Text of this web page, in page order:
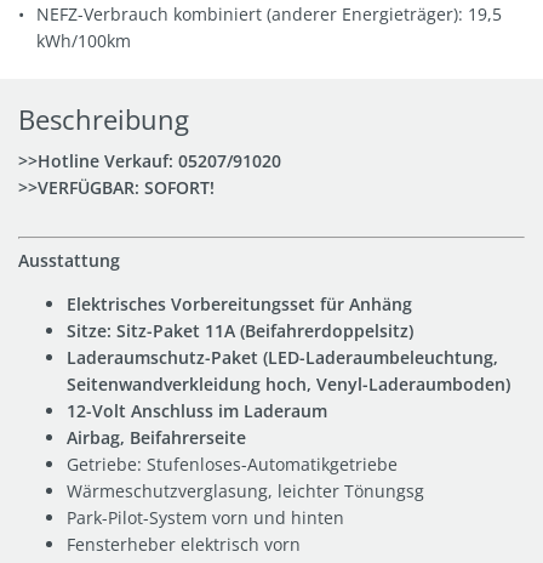
NEFZ-Verbrauch kombiniert (anderer Energieträger): 19,5
kWh/100km
Beschreibung
>>Hotline Verkauf: 05207/91020
>>VERFÜGBAR: SOFORT!
Ausstattung
Elektrisches Vorbereitungsset für Anhäng
Sitze: Sitz-Paket 11A (Beifahrerdoppelsitz)
Laderaumschutz-Paket (LED-Laderaumbeleuchtung,
Seitenwandverkleidung hoch, Venyl-Laderaumboden)
12-Volt Anschluss im Laderaum
Airbag, Beifahrerseite
Getriebe: Stufenloses-Automatikgetriebe
Wärmeschutzverglasung, leichter Tönungsg
Park-Pilot-System vorn und hinten
Fensterheber elektrisch vorn